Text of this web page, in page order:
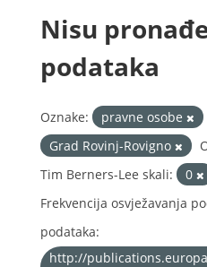
Nisu
podataka
Oznake:
pravne osobe
Grad Rovinj-Rovigno
Tim Berners-Lee skali:
0
Frekvencija osvježavanja
podataka:
http://